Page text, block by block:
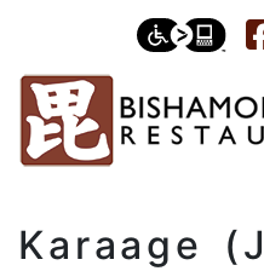
Karaage